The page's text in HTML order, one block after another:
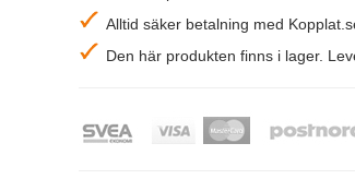
Alltid säker betalning med
Den här produkten finns i lager.